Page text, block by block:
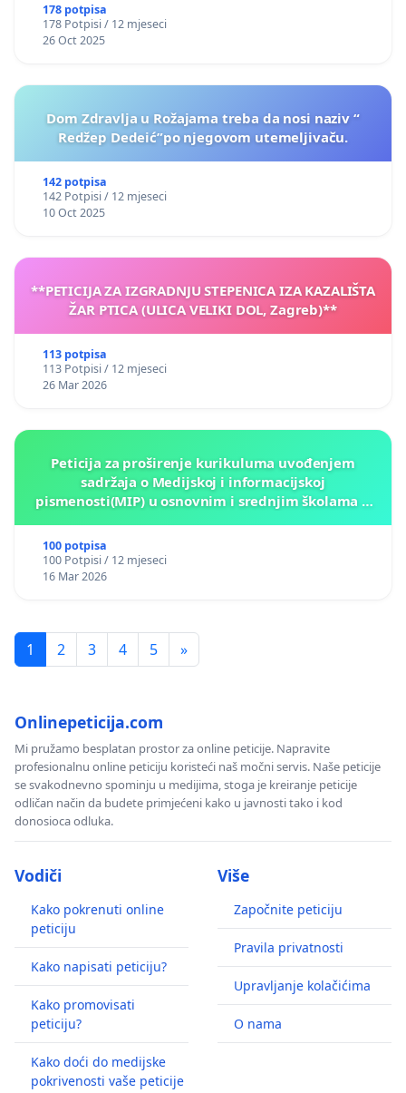
178 potpisa
178 Potpisi / 12 mjeseci
26 Oct 2025
Dom Zdravlja u Rožajama treba da nosi naziv “
Redžep Dedeić”po njegovom utemeljivaču.
142 potpisa
142 Potpisi / 12 mjeseci
10 Oct 2025
**PETICIJA ZA IZGRADNJU STEPENICA IZA KAZALIŠTA
ŽAR PTICA (ULICA VELIKI DOL, Zagreb)**
113 potpisa
113 Potpisi / 12 mjeseci
26 Mar 2026
Peticija za proširenje kurikuluma uvođenjem
sadržaja o Medijskoj i informacijskoj
pismenosti(MIP) u osnovnim i srednjim školama u
100 potpisa
100 Potpisi / 12 mjeseci
16 Mar 2026
1 2 3 4 5 »
Onlinepeticija.com
Mi pružamo besplatan prostor za online peticije. Napravite
profesionalnu online peticiju koristeći naš močni servis. Naše peticije
se svakodnevno spominju u medijima, stoga je kreiranje peticije
odličan način da budete primjećeni kako u javnosti tako i kod
donosioca odluka.
Vodiči
Kako pokrenuti online
peticiju
Kako napisati peticiju?
Kako promovisati
peticiju?
Kako doći do medijske
pokrivenosti vaše peticije
Više
Započnite peticiju
Pravila privatnosti
Upravljanje kolačićima
O nama